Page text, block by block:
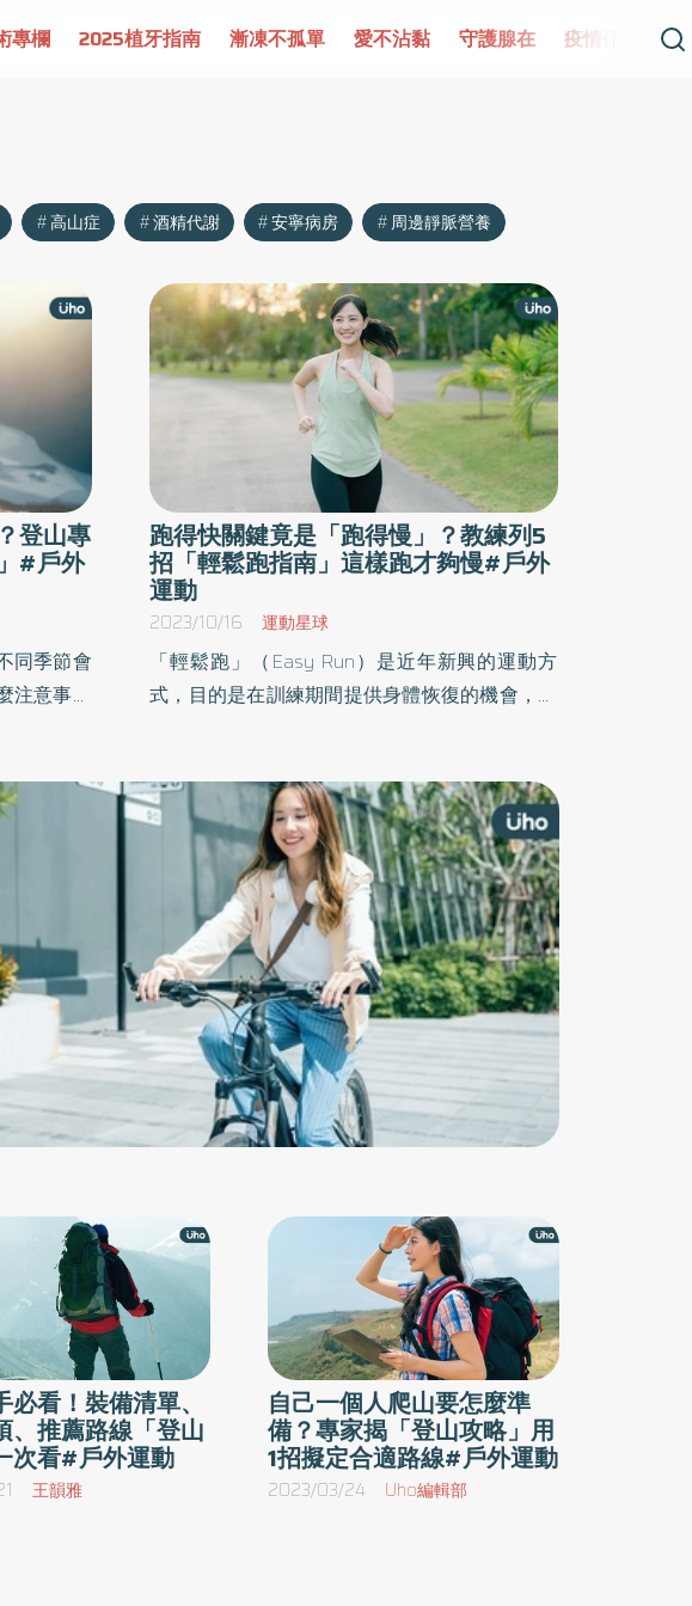
專欄 2025植牙指南 漸凍不孤單 愛不沾黏 守護腺在 疫情保衛戰
高山症 酒精代謝 安寧病房 周邊靜脈營養
登山專
#戶外
同季節會
意事項
高山症、
，以及
安心爬
跑得快關鍵竟是「跑得慢」？教練列5
招「輕鬆跑指南」這樣跑才夠慢#戶外
運動
2023/10/16 運動星球
「輕鬆跑」（Easy Run）是近年新興的運動方
式，目的是在訓練期間提供身體恢復的機會，幫
網》特摘此篇「輕鬆跑指南」說明輕鬆跑定義與
跑慢方法，快一起踏上輕鬆跑的旅程吧！
看！裝備清單、
、推薦路線「登山
次看#戶外運動
王韻雅
自己一個人爬山要怎麼準
備？專家揭「登山攻略」用
1招擬定合適路線#戶外運動
2023/03/24 Uho編輯部